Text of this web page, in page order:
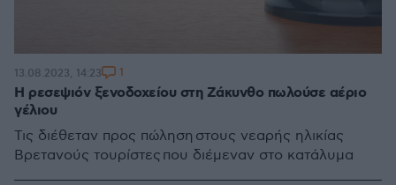
Η ρεσεψιόν ξενοδοχείου στη Ζάκυνθο πωλούσε αέριο
γέλιου
Τις διέθεταν προς πώληση στους νεαρής ηλικίας
Βρετανούς τουρίστες που διέμεναν στο κατάλυμα
13.08.2023, 14:23 1